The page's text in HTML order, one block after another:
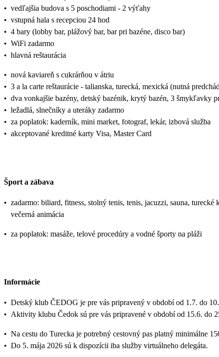
• vedľajšia budova s 5 poschodiami - 2 výťahy
• vstupná hala s recepciou 24 hod
• 4 bary (lobby bar, plážový bar, bar pri bazéne, disco bar)
• WiFi zadarmo
• hlavná reštaurácia
• nová kaviareň s cukrárňou v átriu
• 3 a la carte reštaurácie - talianska, turecká, mexická (nutná
• dva vonkajšie bazény, detský bazénik, krytý bazén, 3 šmykľavky
• ležadlá, slnečníky a uteráky zadarmo
• za poplatok: kaderník, mini market, fotograf, lekár, izbová služba
• akceptované kreditné karty Visa, Master Card
Šport a zábava
• zadarmo: biliard, fitness, stolný tenis, tenis, jacuzzi, sauna,
večerná animácia
• za poplatok: masáže, telové procedúry a vodné športy na pláži
Informácie
• Detský klub ČEDOG je pre vás pripravený v období od 1.7. do
• Aktivity klubu Čedok sú pre vás pripravené v období od 15.6. do
• Na cestu do Turecka je potrebný cestovný pas platný minimálne
• Do 5. mája 2026 sú k dispozícii iba služby virtuálneho delegáta.